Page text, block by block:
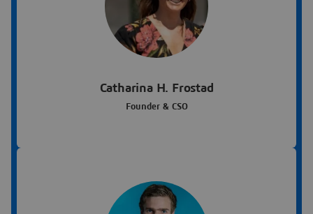
Catharina H. Frostad
Founder & CSO